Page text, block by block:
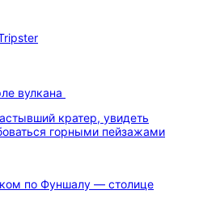
вулкана
кратер, увидеть
горными пейзажами